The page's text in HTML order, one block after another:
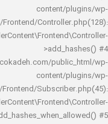
Frontend/
decokadeh.com/
Frontend/